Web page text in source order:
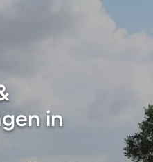
in